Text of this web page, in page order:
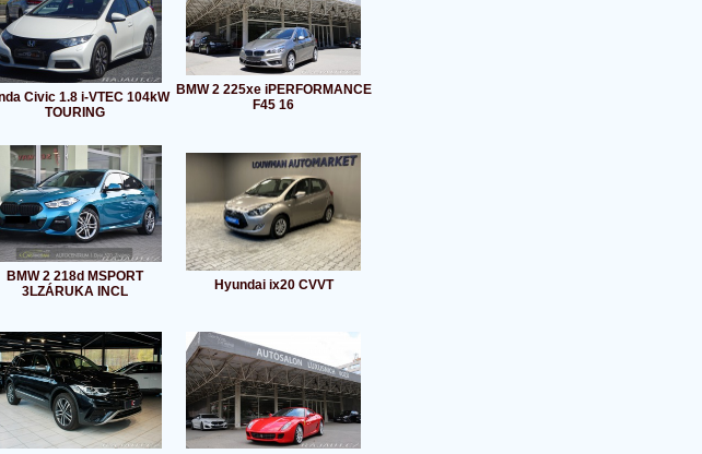
Civic 1.8 i-VTEC 104kW
TOURING
BMW 2 225xe iPERFORMANCE
F45 16
BMW 2 218d MSPORT
3LZÁRUKA INCL
Hyundai ix20 CVVT